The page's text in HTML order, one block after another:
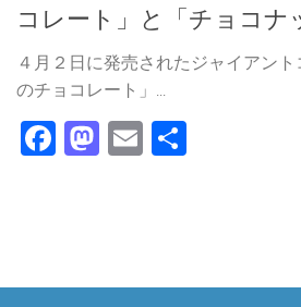
コレート」と「チョコナ
４月２日に発売されたジャイアン
のチョコレート」...
Facebook
Mastodon
Email